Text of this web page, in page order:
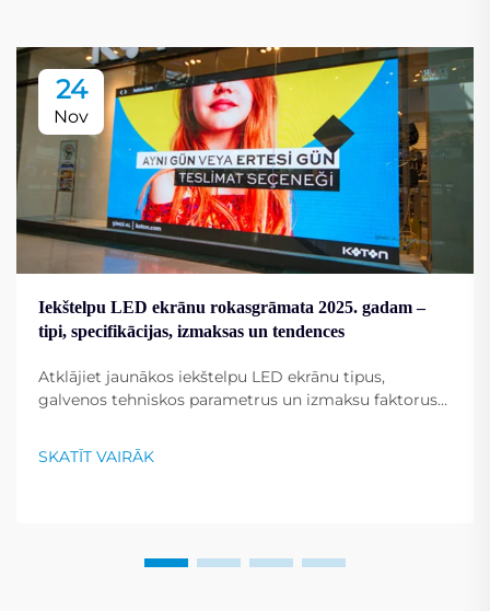
24
Nov
Iekštelpu LED ekrānu rokasgrāmata 2025. gadam –
tipi, specifikācijas, izmaksas un tendences
Atklājiet jaunākos iekštelpu LED ekrānu tipus,
galvenos tehniskos parametrus un izmaksu faktorus
attiecību un uzlabot displeja veiktspēju. Lasiet vairāk
jau tagad.
SKATĪT VAIRĀK